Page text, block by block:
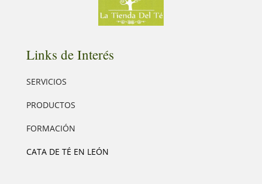
Links de Interés
SERVICIOS
PRODUCTOS
FORMACIÓN
CATA DE TÉ EN LEÓN